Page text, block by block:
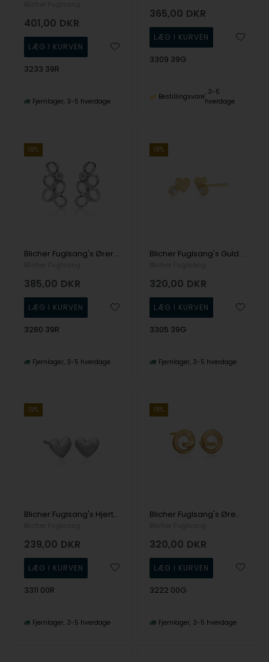
401,00 DKR
3233 39R
Fjernlager 3-5 hverdage
365,00 DKR
3309 39G
Bestillingsvare
3-5
hverdage
19%
Blicher Fuglsang's Øreringe i sølv
385,00 DKR
3280 39R
Fjernlager 3-5 hverdage
19%
Blicher Fuglsang's Guldbelagte hjerte-øreringe i forgyldt sølv
320,00 DKR
3305 39G
Fjernlager 3-5 hverdage
19%
Blicher Fuglsang's Hjerte ørestikkere i sølv
239,00 DKR
3311 00R
Fjernlager 3-5 hverdage
19%
Blicher Fuglsang's Ørestikker i guldbelagt sølv
320,00 DKR
3222 00G
Fjernlager 3-5 hverdage